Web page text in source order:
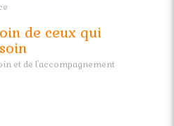
de ceux qui
et de l'accompagnement